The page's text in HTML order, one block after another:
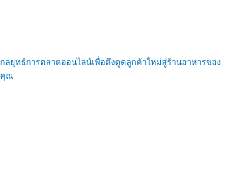
กลยุทธ์การตลาดออนไลน์เพื่อดึงดูดลูกค้าใหม่สู่ร้านอาหารของ
คุณ